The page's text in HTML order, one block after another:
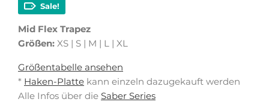
Sale!
Mid Flex Trapez
Größen: XS | S | M | L | XL
Größentabelle ansehen
* Haken-Platte kann einzeln dazugekauft werden
Alle Infos über die Saber Series